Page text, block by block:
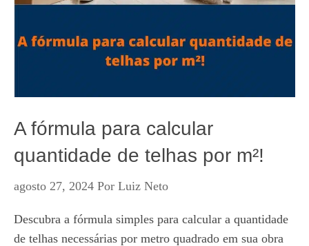
A fórmula para calcular
quantidade de telhas por m²!
agosto 27, 2024 Por Luiz Neto
Descubra a fórmula simples para calcular a quantidade
de telhas necessárias por metro quadrado em sua obra